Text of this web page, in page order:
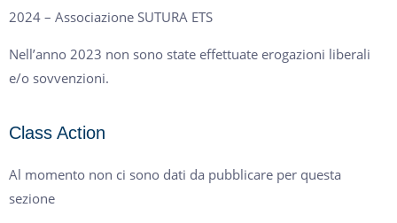
2024 – Associazione SUTURA ETS
Nell’anno 2023 non sono state effettuate erogazioni liberali
e/o sovvenzioni.
Class Action
Al momento non ci sono dati da pubblicare per questa
sezione